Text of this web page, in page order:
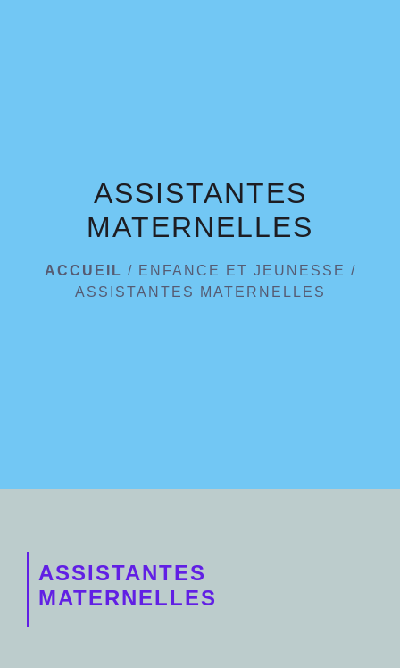
ASSISTANTES
MATERNELLES
ACCUEIL / ENFANCE ET JEUNESSE /
ASSISTANTES MATERNELLES
ASSISTANTES
MATERNELLES